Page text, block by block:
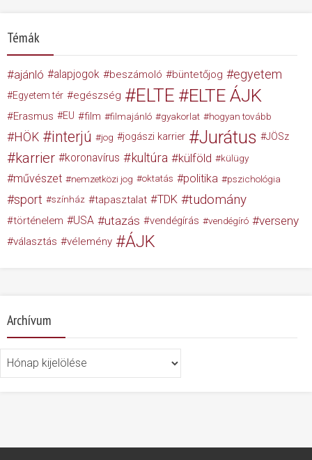
Témák
ajánló alapjogok beszámoló büntetőjog egyetem
Egyetem tér egészség ELTE ELTE ÁJK
Erasmus EU film filmajánló gyakorlat hogyan tovább
HÖK interjú jog jogászi karrier Jurátus JÖSz
karrier koronavírus kultúra külföld külügy
művészet nemzetközi jog oktatás politika pszichológia
sport színház tapasztalat TDK tudomány
történelem USA utazás vendégírás vendégíró verseny
választás vélemény ÁJK
Archívum
Archívum